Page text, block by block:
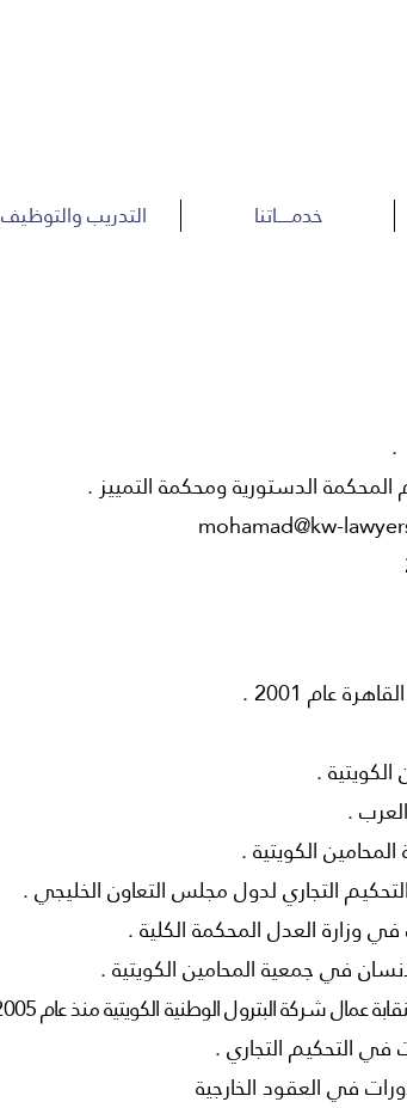
التدريب والتوظيف خدمــــــاتنا
.
الدستورية ومحكمة التمييز .
mohamad@kw-
عام 2001 .
.
.
الكويتية .
التجاري لدول مجلس التعاون الخليجي .
وزارة العدل المحكمة الكلية .
في جمعية المحامين الكويتية .
شركة البترول الوطنية الكويتية منذ عام 2005 حتى الان .
في التحكيم التجاري .
في العقود الخارجية